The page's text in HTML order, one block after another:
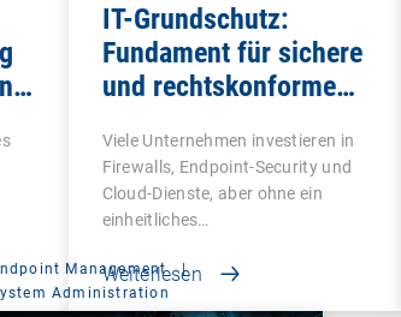
IT-Grundschutz:
Fundament für sichere
und rechtskonforme
Viele Unternehmen investieren in
Firewalls, Endpoint-Security und
Cloud-Dienste, aber ohne ein
einheitliches…
Weiterlesen
Management
|
Administration